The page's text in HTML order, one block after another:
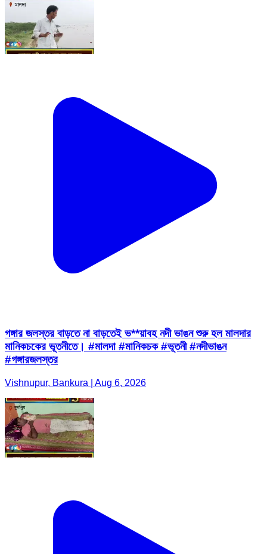
গঙ্গার জলস্তর বাড়তে না বাড়তেই ভ**য়াবহ নদী ভাঙন শুরু হল মালদার
মানিকচকের ভূতনীতে। #মালদা #মানিকচক #ভূতনী #নদীভাঙন
#গঙ্গারজলস্তর
Vishnupur, Bankura | Aug 6, 2026